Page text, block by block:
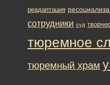
реадаптация
сотрудники суд
тюремное
тюремный храм